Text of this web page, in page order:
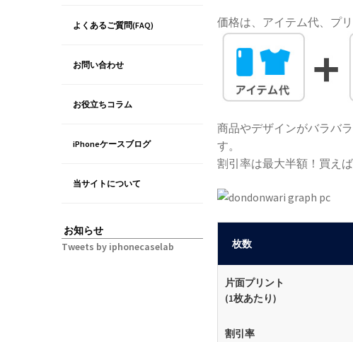
価格は、アイテム代、プ
商品やデザインがバラバ
す。
割引率は最大半額！買え
枚数
片面プリント
(1枚あたり)
割引率
よくあるご質問(FAQ)
お問い合わせ
お役立ちコラム
iPhoneケースブログ
当サイトについて
お知らせ
Tweets by iphonecaselab